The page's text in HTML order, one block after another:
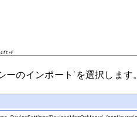
のインポート'を選択します。